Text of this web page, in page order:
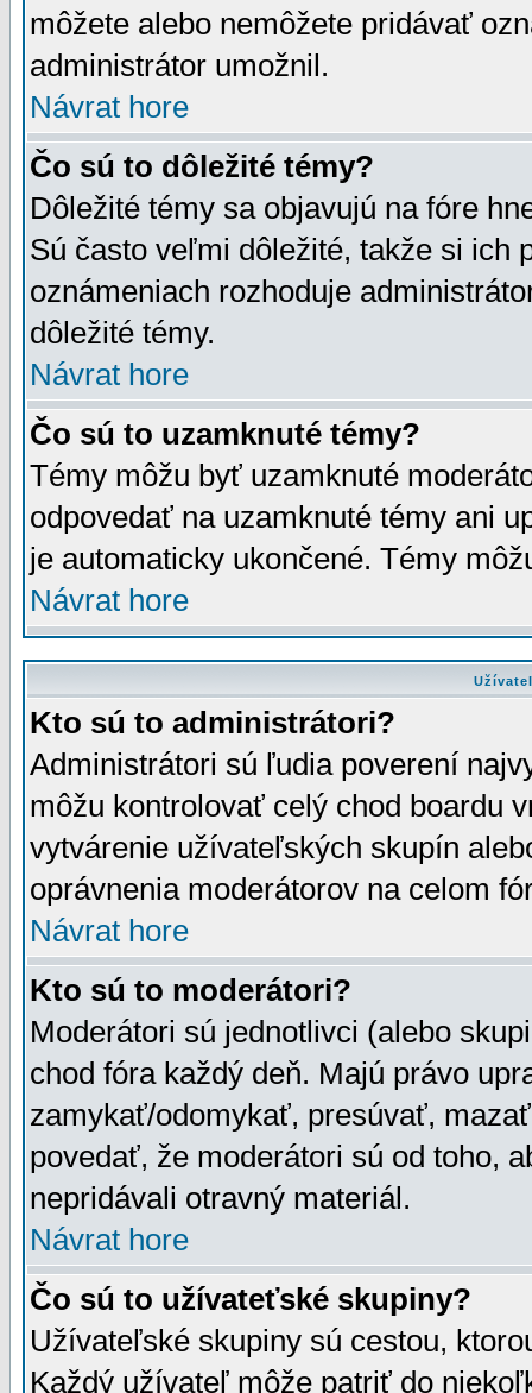
môžete alebo nemôžete pridávať
administrátor umožnil.
Návrat hore
Čo sú to dôležité témy?
Dôležité témy sa objavujú na fóre
Sú často veľmi dôležité, takže si ich
oznámeniach rozhoduje
dôležité témy.
Návrat hore
Čo sú to uzamknuté témy?
Témy môžu byť uzamknuté
odpovedať na uzamknuté témy ani
je automaticky ukončené. Témy
Návrat hore
Kto sú to administrátori?
Administrátori sú ľudia poverení
môžu kontrolovať celý chod boardu
vytvárenie užívateľských skupín
oprávnenia moderátorov na celom
Návrat hore
Kto sú to moderátori?
Moderátori sú jednotlivci (alebo
chod fóra každý deň. Majú právo
zamykať/odomykať, presúvať,
povedať, že moderátori sú od toho,
nepridávali otravný materiál.
Návrat hore
Čo sú to užívateťské skupiny?
Užívateľské skupiny sú cestou,
Každý užívateľ môže patriť do